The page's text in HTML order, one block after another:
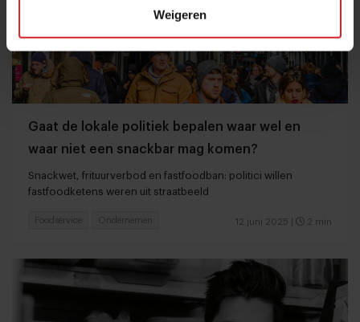
Weigeren
Gaat de lokale politiek bepalen waar wel en
waar niet een snackbar mag komen?
Snackwet, frituurverbod en fastfoodban: politici willen
fastfoodketens weren uit straatbeeld
12 juni 2025 2 min
Foodservice Ondernemen